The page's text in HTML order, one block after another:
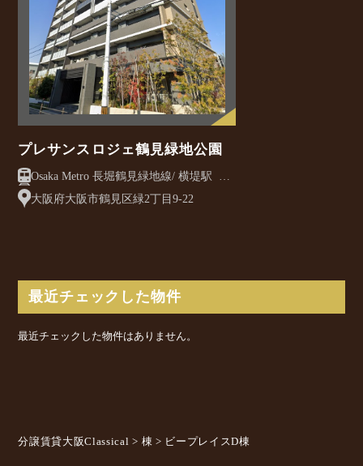
プレサンスロジェ鶴見緑地公園
Osaka Metro 長堀鶴見緑地線/ 横堤駅 徒
歩12分
大阪府大阪市鶴見区緑2丁目9-22
最近チェックした物件
最近チェックした物件はありません。
分譲賃貸大阪Classical > 棟 > ビープレイスD棟